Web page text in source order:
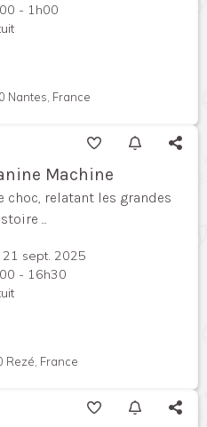
- 1h00
Nantes, France
Machine
relatant les grandes
...
21 sept. 2025
- 16h30
Rezé, France